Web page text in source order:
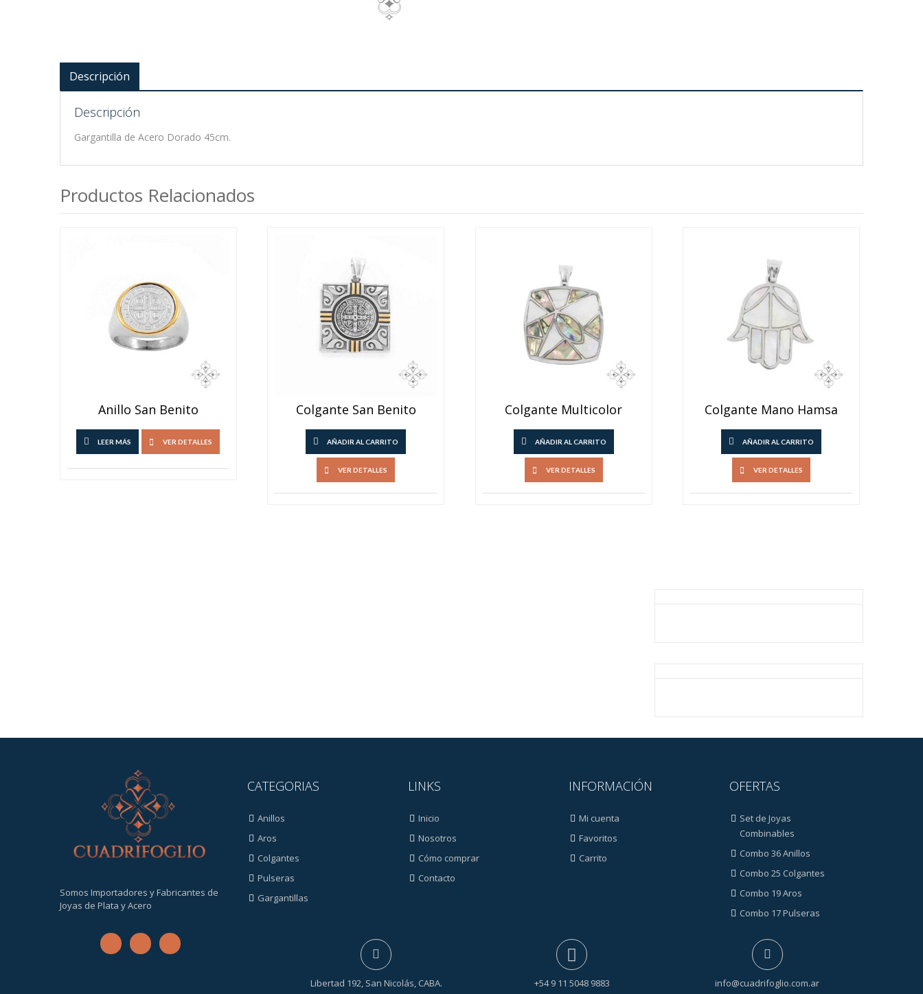
Descripción
Descripción
Gargantilla de Acero Dorado 45cm.
Productos Relacionados
Anillo San Benito
LEER MÁS VER DETALLES
Colgante San Benito
AÑADIR AL CARRITO
VER DETALLES
Colgante Multicolor
AÑADIR AL CARRITO
VER DETALLES
Colgante Mano Hamsa
AÑADIR AL CARRITO
VER DETALLES
Somos Importadores y Fabricantes de
Joyas de Plata y Acero
CATEGORIAS
Anillos
Aros
Colgantes
Pulseras
Gargantillas
LINKS
Inicio
Nosotros
Cómo comprar
Contacto
INFORMACIÓN
Mi cuenta
Favoritos
Carrito
OFERTAS
Set de Joyas
Combinables
Combo 36 Anillos
Combo 25 Colgantes
Combo 19 Aros
Combo 17 Pulseras
Libertad 192, San Nicolás, CABA. +54 9 11 5048 9883 info@cuadrifoglio.com.ar